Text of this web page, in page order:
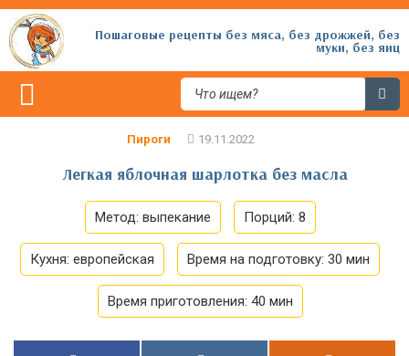
Пошаговые рецепты без мяса, без дрожжей, без
муки, без яиц
Пироги
Легкая яблочная шарлотка без масла
Метод: выпекание Порций: 8
Кухня: европейская Время на подготовку: 30 мин
Время приготовления: 40 мин